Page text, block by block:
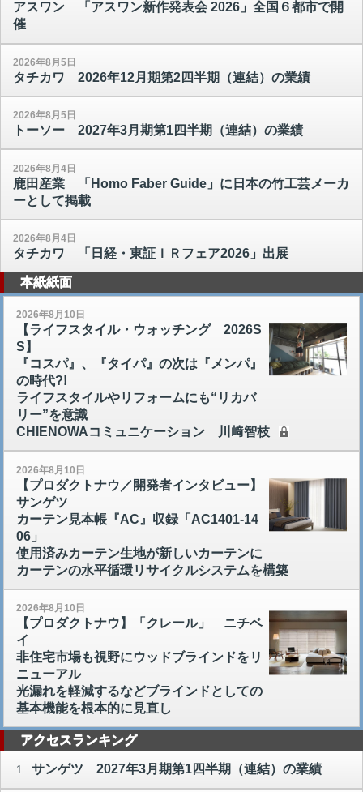
アスワン 「アスワン新作発表会 2026」全国６都市で開
催
2026年8月5日
タチカワ 2026年12月期第2四半期（連結）の業績
2026年8月5日
トーソー 2027年3月期第1四半期（連結）の業績
2026年8月4日
鹿田産業 「Homo Faber Guide」に日本の竹工芸メーカ
ーとして掲載
2026年8月4日
タチカワ 「日経・東証ＩＲフェア2026」出展
本紙紙面
2026年8月10日
【ライフスタイル・ウォッチング 2026S
S】
『コスパ』、『タイパ』の次は『メンパ』
の時代?!
ライフスタイルやリフォームにも“リカバ
リー”を意識
CHIENOWAコミュニケーション 川﨑智枝
2026年8月10日
【プロダクトナウ／開発者インタビュー】
サンゲツ
カーテン見本帳『AC』収録「AC1401-14
06」
使用済みカーテン生地が新しいカーテンに
カーテンの水平循環リサイクルシステムを構築
2026年8月10日
【プロダクトナウ】「クレール」 ニチベ
イ
非住宅市場も視野にウッドブラインドをリ
ニューアル
光漏れを軽減するなどブラインドとしての
基本機能を根本的に見直し
アクセスランキング
1. サンゲツ 2027年3月期第1四半期（連結）の業績